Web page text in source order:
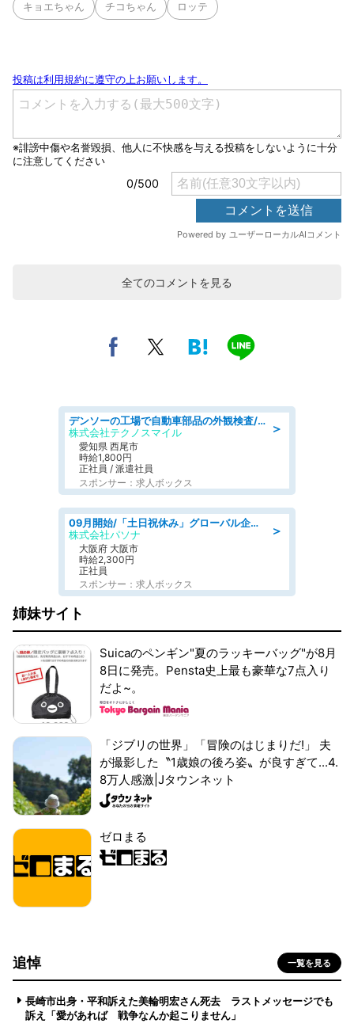
キョエちゃん チコちゃん ロッテ
全てのコメントを見る
＞
デンソーの工場で自動車部品の外観検査/denso aichi
株式会社テクノスマイル
愛知県 西尾市
時給1,800円
正社員 / 派遣社員
スポンサー：求人ボックス
＞
09月開始/「土日祝休み」グローバル企業での産業保健のお仕事/保健師/高時給/残業なし/服装自由
株式会社パソナ
大阪府 大阪市
時給2,300円
正社員
スポンサー：求人ボックス
姉妹サイト
Suicaのペンギン"夏のラッキーバッグ"が8月
8日に発売。Pensta史上最も豪華な7点入り
だよ~。
「ジブリの世界」「冒険のはじまりだ!」 夫
が撮影した〝1歳娘の後ろ姿〟が良すぎて...4.
8万人感激|Jタウンネット
ゼロまる
追悼 一覧を見る
長崎市出身・平和訴えた美輪明宏さん死去 ラストメッセージでも
訴え「愛があれば 戦争なんか起こりません」